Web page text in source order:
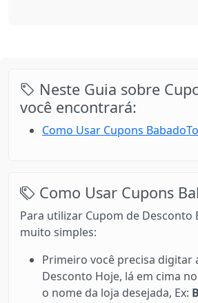
Neste Guia sobre
você encontrará:
Como Usar Cupons
Como Usar Cupons
Para utilizar Cupom de Desconto
muito simples:
Primeiro você precisa digitar
Desconto Hoje, lá em cima
o nome da loja desejada, Ex: